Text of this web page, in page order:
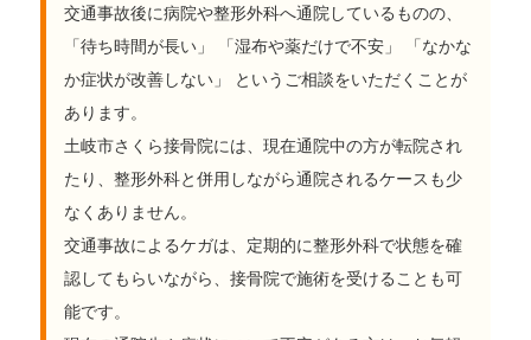
交通事故後に病院や整形外科へ通院しているものの、
「待ち時間が長い」 「湿布や薬だけで不安」 「なかな
か症状が改善しない」 というご相談をいただくことが
あります。
土岐市さくら接骨院には、現在通院中の方が転院され
たり、整形外科と併用しながら通院されるケースも少
なくありません。
交通事故によるケガは、定期的に整形外科で状態を確
認してもらいながら、接骨院で施術を受けることも可
能です。